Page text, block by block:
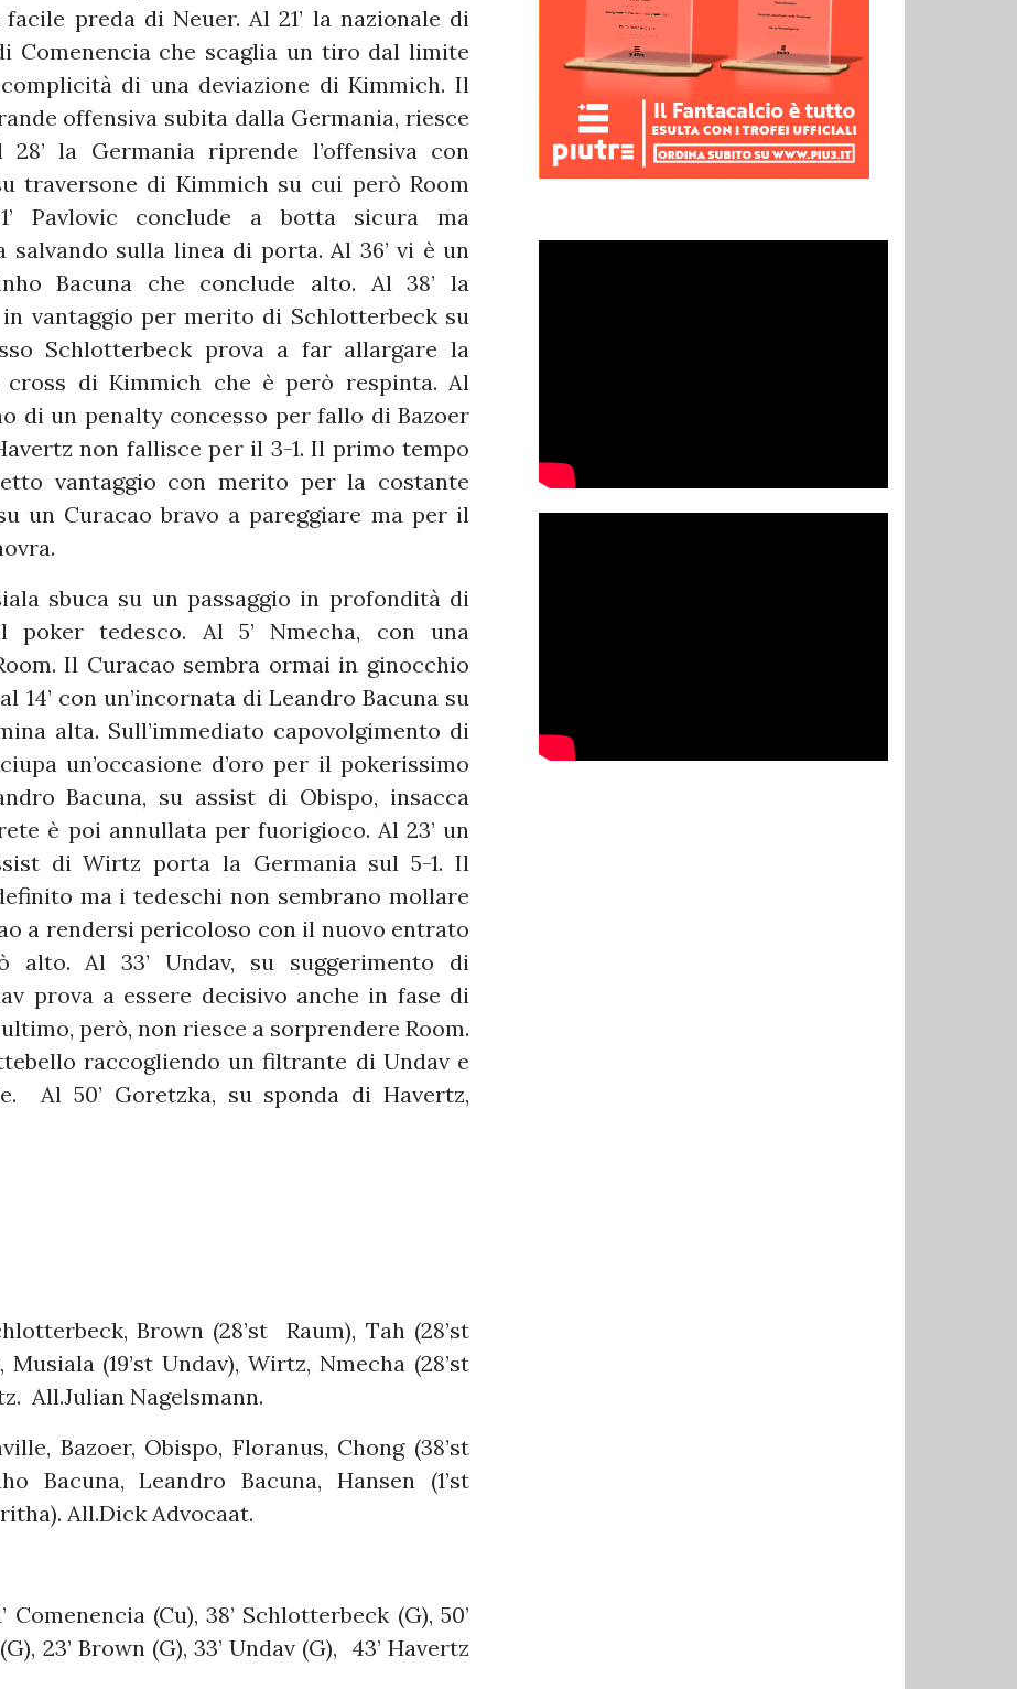
preda di Neuer. Al 21’ la nazionale di
Comenencia che scaglia un tiro dal limite
di una deviazione di Kimmich. Il
offensiva subita dalla Germania, riesce
la Germania riprende l’offensiva con
traversone di Kimmich su cui però Room
Pavlovic conclude a botta sicura ma
salvando sulla linea di porta. Al 36’ vi è un
Bacuna che conclude alto. Al 38’ la
vantaggio per merito di Schlotterbeck su
Schlotterbeck prova a far allargare la
cross di Kimmich che è però respinta. Al
di un penalty concesso per fallo di Bazoer
non fallisce per il 3-1. Il primo tempo
vantaggio con merito per la costante
un Curacao bravo a pareggiare ma per il
sbuca su un passaggio in profondità di
tedesco. Al 5’ Nmecha, con una
Il Curacao sembra ormai in ginocchio
con un’incornata di Leandro Bacuna su
alta. Sull’immediato capovolgimento di
un’occasione d’oro per il pokerissimo
Bacuna, su assist di Obispo, insacca
è poi annullata per fuorigioco. Al 23’ un
di Wirtz porta la Germania sul 5-1. Il
ma i tedeschi non sembrano mollare
a rendersi pericoloso con il nuovo entrato
alto. Al 33’ Undav, su suggerimento di
prova a essere decisivo anche in fase di
però, non riesce a sorprendere Room.
raccogliendo un filtrante di Undav e
Al 50’ Goretzka, su sponda di Havertz,
Brown (28’st Raum), Tah (28’st
(19’st Undav), Wirtz, Nmecha (28’st
All.Julian Nagelsmann.
Bazoer, Obispo, Floranus, Chong (38’st
Bacuna, Leandro Bacuna, Hansen (1’st
All.Dick Advocaat.
Comenencia (Cu), 38’ Schlotterbeck (G), 50’
23’ Brown (G), 33’ Undav (G), 43’ Havertz